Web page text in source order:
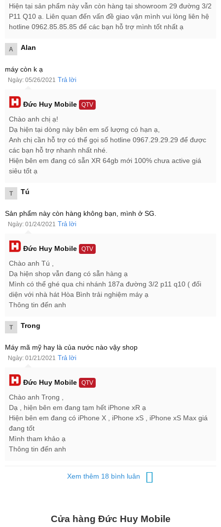
Hiện tại sản phẩm này vẫn còn hàng tại showroom 29 đường 3/2
P11 Q10 ạ. Liên quan đến vấn đề giao vận mình vui lòng liên hệ
hotline 0962.85.85.85 để các bạn hỗ trợ mình tốt nhất ạ
A Alan
máy còn k ạ
Ngày: 05/26/2021 Trả lời
Đức Huy Mobile QTV
Chào anh chị ạ!
Dạ hiện tại dòng này bên em số lượng có hạn ạ,
Anh chị cần hỗ trợ có thể gọi số hotline 0967.29.29.29 để được
các bạn hỗ trợ nhanh nhất nhé.
Hiện bên em đang có sẵn XR 64gb mới 100% chưa active giá
siêu tốt ạ
T Tú
Sản phẩm này còn hàng không bạn, mình ở SG.
Ngày: 01/24/2021 Trả lời
Đức Huy Mobile QTV
Chào anh Tú ,
Dạ hiện shop vẫn đang có sẵn hàng ạ
Mình có thể ghé qua chi nhánh 187a đường 3/2 p11 q10 ( đối
diện với nhà hát Hòa Bình trải nghiệm máy ạ
Thông tin đến anh
T Trong
Máy mã mỹ hay là của nước nào vậy shop
Ngày: 01/21/2021 Trả lời
Đức Huy Mobile QTV
Chào anh Trọng ,
Dạ , hiện bên em đang tạm hết iPhone xR ạ
Hiện bên em đang có iPhone X , iPhone xS , iPhone xS Max giá
đang tốt
Mình tham khảo ạ
Thông tin đến anh
Xem thêm 18 bình luân
Cửa hàng Đức Huy Mobile